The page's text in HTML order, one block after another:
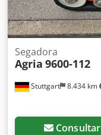
Stuttgart 8.434 km
Segadora
Agria 9600-112
Consultar